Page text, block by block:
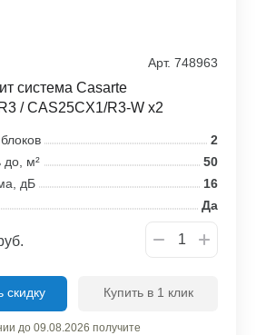
Арт. 748963
система Casarte
/ CAS25CX1/R3-W x2
2
м²
50
дБ
16
Да
скидку Купить в 1 клик
до 09.08.2026 получите